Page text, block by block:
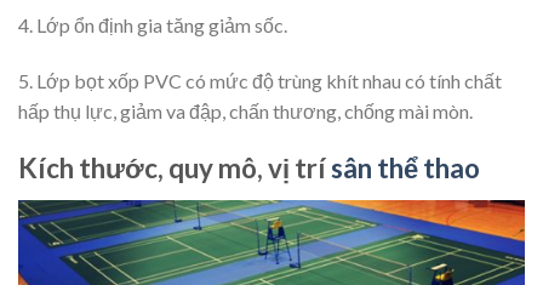
4. Lớp ổn định gia tăng giảm sốc.
5. Lớp bọt xốp PVC có mức độ trùng khít nhau có tính chất
hấp thụ lực, giảm va đập, chấn thương, chống mài mòn.
Kích thước, quy mô, vị trísân thể thao